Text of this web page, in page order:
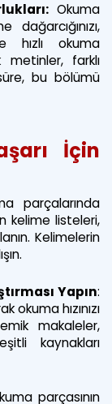
Okuma
hızlı okuma
farklı
bu bölümü
İçin
parçalarında
kelime listeleri,
Kelimelerin
Yapın:
okuma hızınızı
makaleler,
kaynakları
parçasının